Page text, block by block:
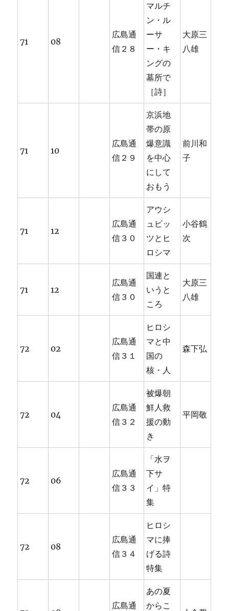
71 08
広島通
信２８
マルチ
ン・ル
ーサ
ー・キ
ングの
墓所で
［詩］
大原三
八雄
71 10
広島通
信２９
京浜地
帯の原
爆意識
を中心
にして
おもう
前川和
子
71 12
広島通
信３０
アウシ
ュビッ
ツとヒ
ロシマ
小谷鶴
次
71 12
広島通
信３０
国連と
いうと
ころ
大原三
八雄
72 02
広島通
信３１
ヒロシ
マと中
国の
核・人
森下弘
72 04
広島通
信３２
被爆朝
鮮人救
援の動
き
平岡敬
72 06
広島通
信３３
「水ヲ
下サ
イ」特
集
72 08
広島通
信３４
ヒロシ
マに捧
げる詩
特集
広島通
あの夏
からこ